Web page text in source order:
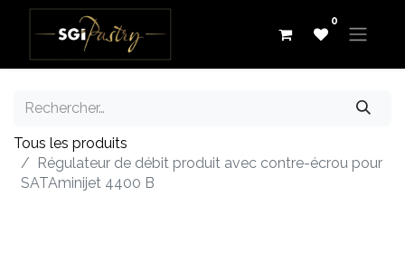
0
Tous les produits
Régulateur de débit produit avec contre-écrou pour
SATAminijet 4400 B